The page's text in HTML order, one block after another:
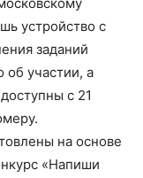
устройство с
заданий
об участии, а
с 21
на основе
«Напиши